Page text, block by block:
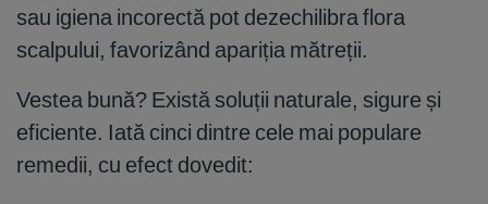
sau igiena incorectă pot dezechilibra flora
scalpului, favorizând apariția mătreții.
Vestea bună? Există soluții naturale, sigure și
eficiente. Iată cinci dintre cele mai populare
remedii, cu efect dovedit: